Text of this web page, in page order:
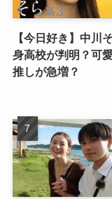
【今日好き】中川
身高校が判明？可
推しが急増？